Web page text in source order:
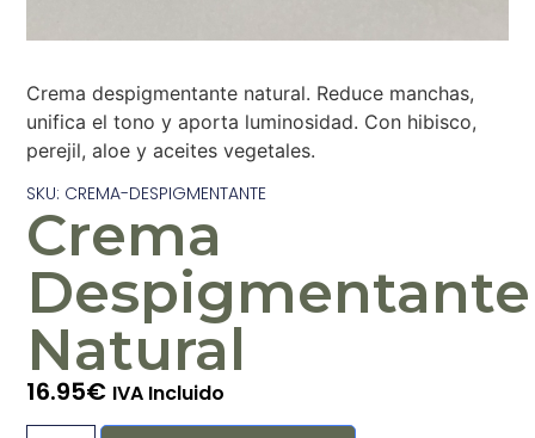
SKU: CREMA-DESPIGMENTANTE
Crema
Despigmentante
Natural
16.95€ IVA Incluido
Crema despigmentante natural. Reduce manchas,
unifica el tono y aporta luminosidad. Con hibisco,
perejil, aloe y aceites vegetales.